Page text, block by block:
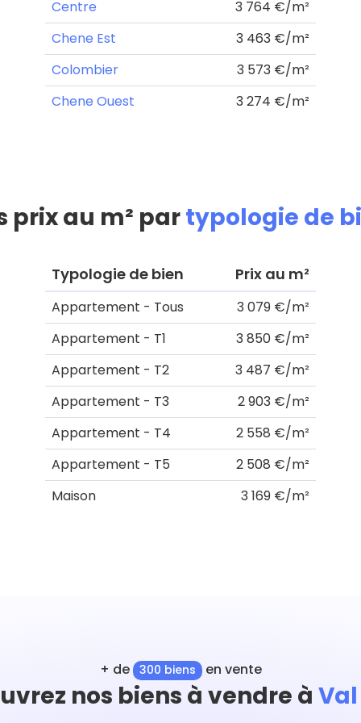
Centre
3 764 €/m²
Chene Est
3 463 €/m²
Colombier
3 573 €/m²
Chene Ouest
3 274 €/m²
prix au m² partypologie de
Typologie de bien Prix au m²
Appartement - Tous
3 079 €/m²
Appartement - T1
3 850 €/m²
Appartement - T2
3 487 €/m²
Appartement - T3
2 903 €/m²
Appartement - T4
2 558 €/m²
Appartement - T5
2 508 €/m²
Maison
3 169 €/m²
+ de 300 biens en vente
nos biens à vendre à